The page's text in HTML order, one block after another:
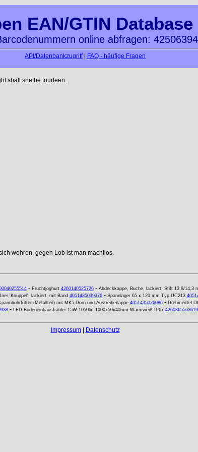
EAN/GTIN Database
online abfragen:
API/Datenbankzugriff| FAQ - häufige Fragen
shall she be fourteen.
wehren, gegen Lob ist man machtlos.
- Fruchtjoghurt 4260140525726- Abdeckkappe, Buche, lackiert, Stift 13,9/14,3
'Knüppel', lackiert, mit Band 4051435039376- Spannlager 65 x 120 mm Typ UC213
(Metallteil) mit MK5 Dorn und Austreiberlappe 4051435026086- Drehmeißel
- LED Bodeneinbaustrahler 15W 1050lm 1000x50x40mm Warmweiß IP67 4260365563619
Impressum| Datenschutz